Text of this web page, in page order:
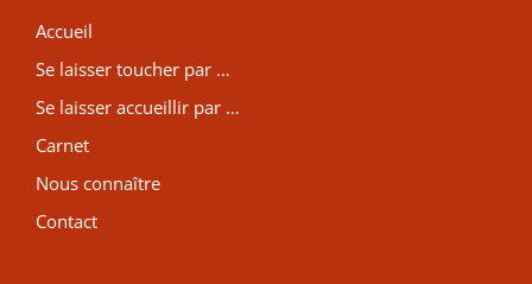
Accueil
Se laisser toucher par …
Se laisser accueillir par …
Carnet
Nous connaître
Contact